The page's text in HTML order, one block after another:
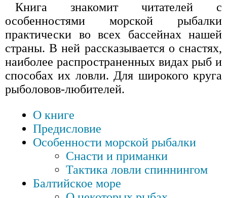
Книга знакомит читателей с
особенностями морской рыбалки
практически во всех бассейнах нашей
страны. В ней рассказывается о снастях,
наиболее распространенных видах рыб и
способах их ловли. Для широкого круга
рыболовов-любителей.
О книге
Предисловие
Особенности морской рыбалки
Снасти и приманки
Тактика ловли спиннингом
Балтийское море